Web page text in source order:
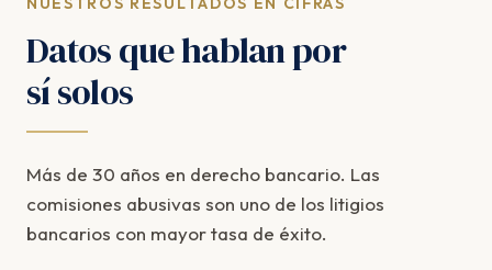
Datos que hablan por
sí solos
Más de 30 años en derecho bancario. Las
comisiones abusivas son uno de los litigios
bancarios con mayor tasa de éxito.